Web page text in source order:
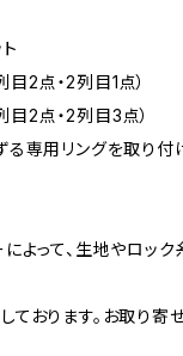
目2点・2列目1点）
目2点・2列目3点）
る専用リングを取り付
によって、生地やロッ
おります。お取り寄せ